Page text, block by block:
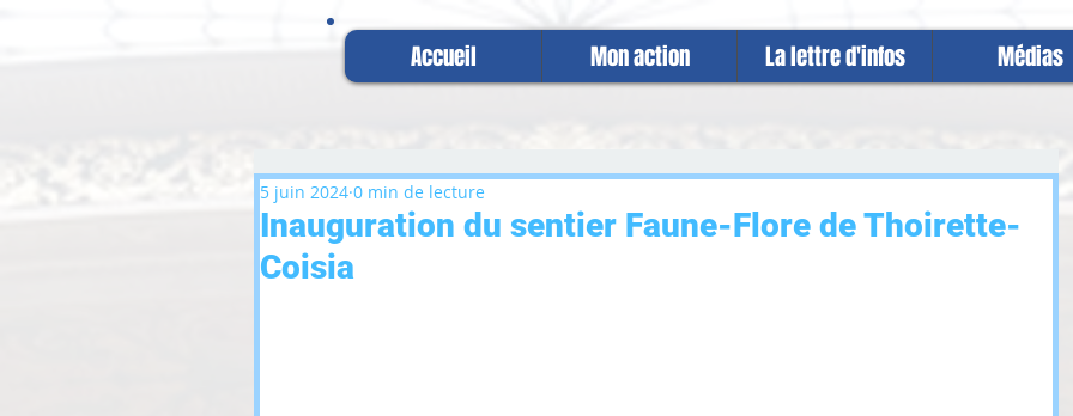
Accueil Mon action La lettre d'infos Médias
Inauguration du sentier Faune-Flore de Thoirette-
Coisia
5 juin 2024 0 min de lecture